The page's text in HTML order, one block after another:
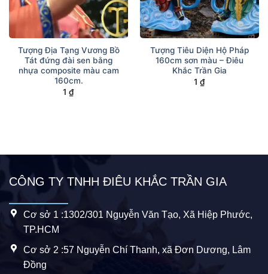
Tượng Địa Tạng Vương Bồ
Tát đứng đài sen bằng
nhựa composite màu cam
160cm.
1 ₫
Tượng Tiêu Diện Hộ Pháp
160cm sơn màu – Điêu
Khắc Trần Gia
1 ₫
CÔNG TY TNHH ĐIÊU KHẮC TRẦN GIA
Cơ sở 1 :1302/301 Nguyễn Văn Tạo, Xã Hiệp Phước,
TP.HCM
Cơ sở 2 :57 Nguyễn Chí Thanh, xã Đơn Dương, Lâm
Đồng